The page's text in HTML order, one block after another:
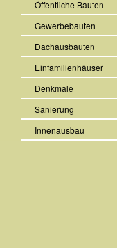
Öffentliche Bauten
Gewerbebauten
Dachausbauten
Einfamilienhäuser
Denkmale
Sanierung
Innenausbau